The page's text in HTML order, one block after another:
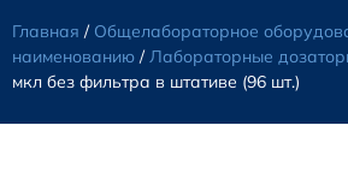
Главная / Общелабораторное
наименованию /Лабораторные
мкл без фильтра в штативе (96 шт.)